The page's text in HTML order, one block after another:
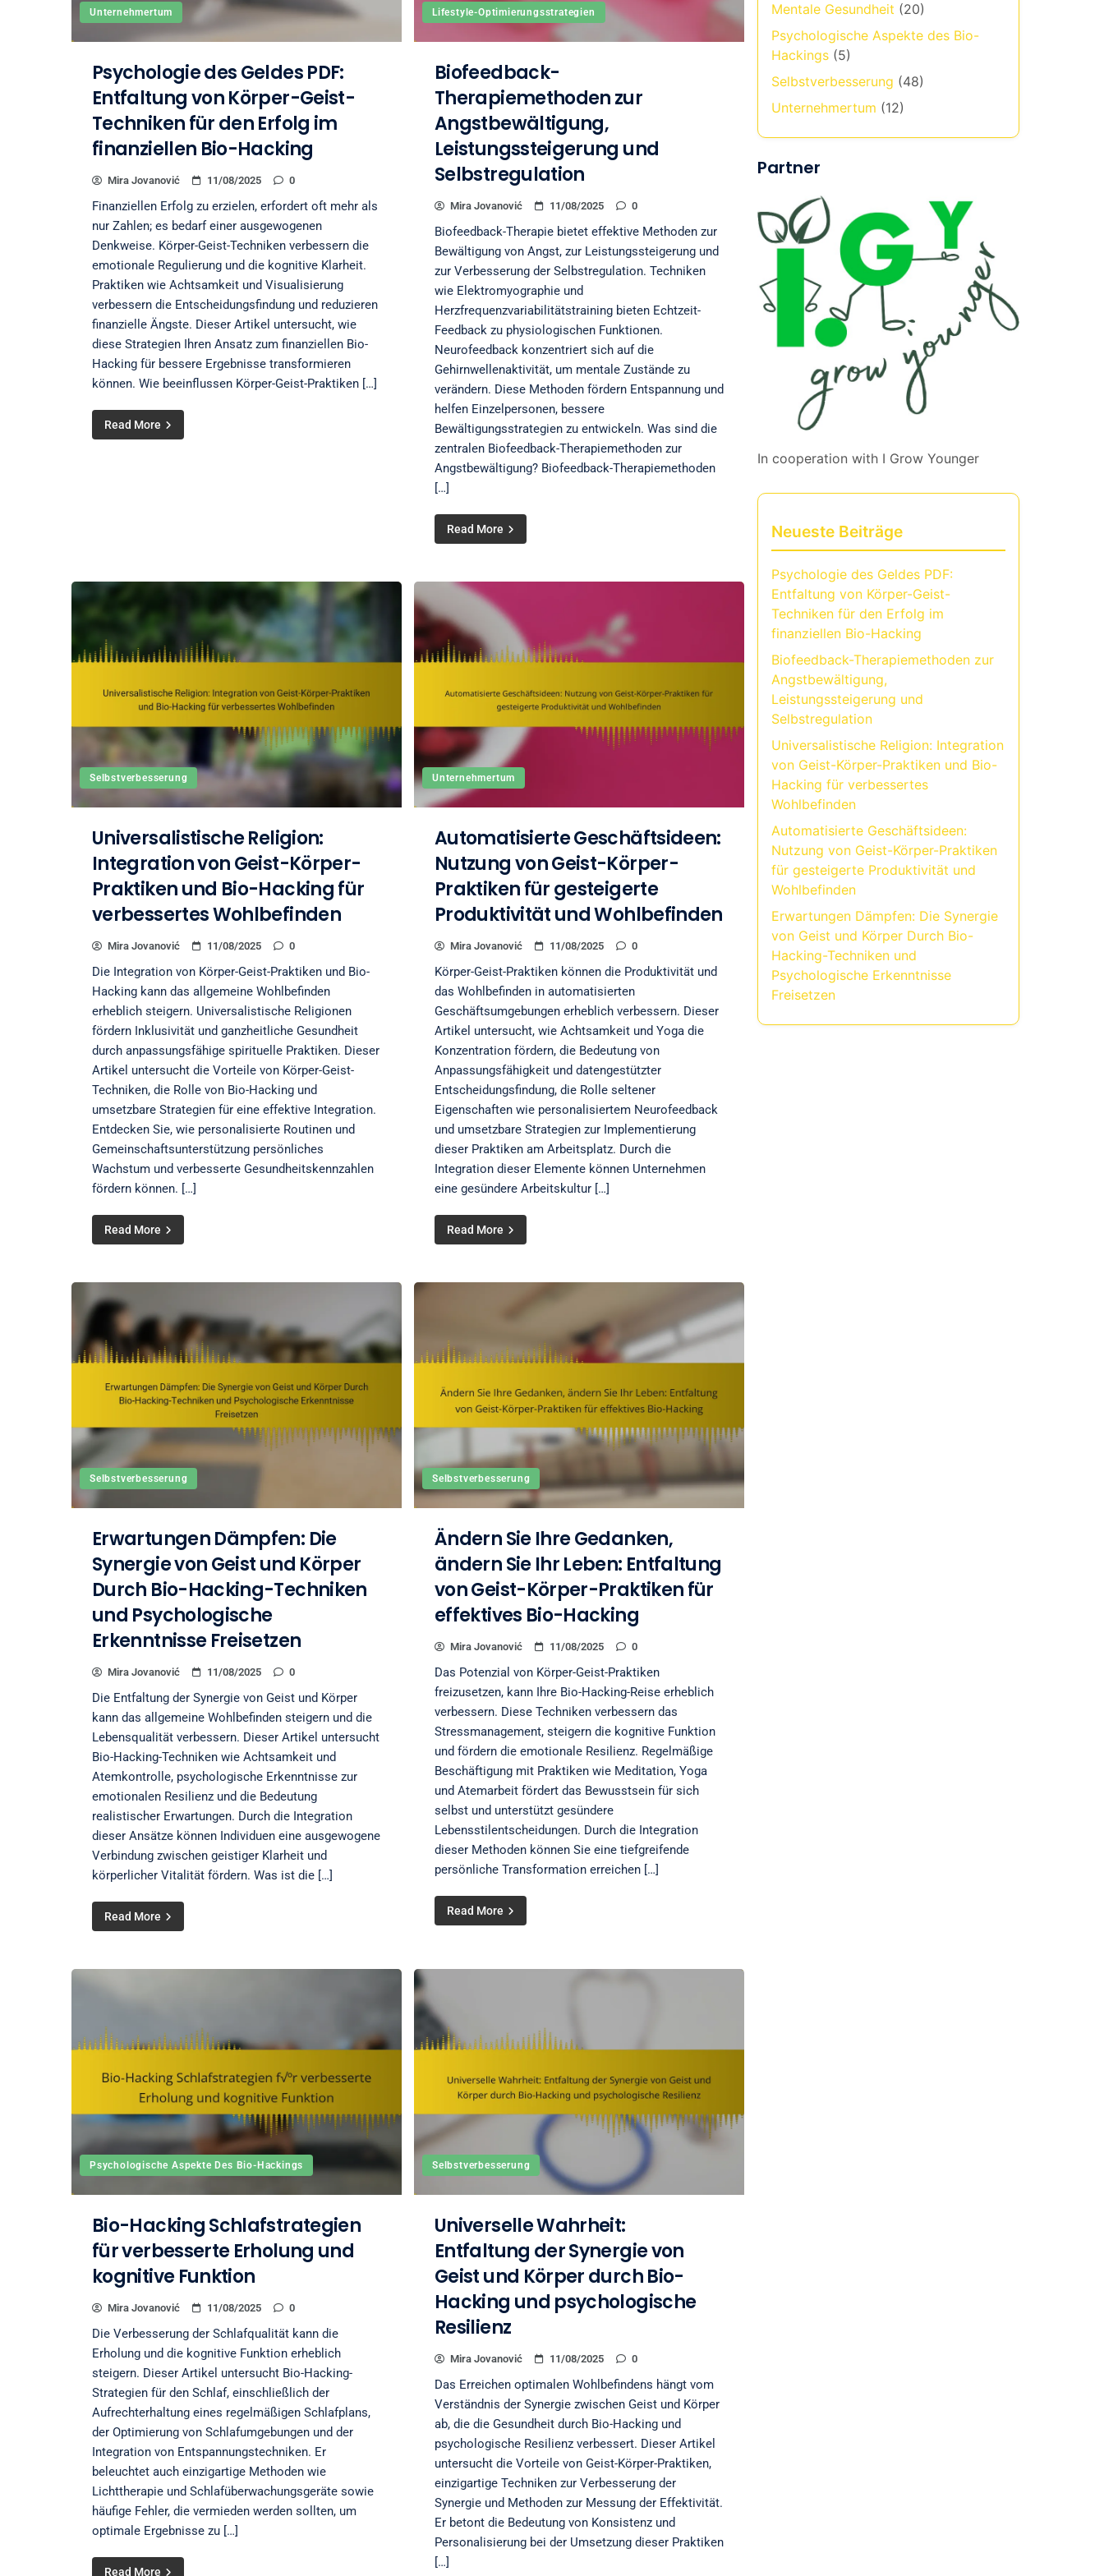
Unternehmertum
Psychologie des Geldes PDF:
Entfaltung von Körper-Geist-
Techniken für den Erfolg im
finanziellen Bio-Hacking
Mira Jovanović 11/08/2025 0
Finanziellen Erfolg zu erzielen, erfordert oft mehr als
nur Zahlen; es bedarf einer ausgewogenen
Denkweise. Körper-Geist-Techniken verbessern die
emotionale Regulierung und die kognitive Klarheit.
Praktiken wie Achtsamkeit und Visualisierung
verbessern die Entscheidungsfindung und reduzieren
finanzielle Ängste. Dieser Artikel untersucht, wie
diese Strategien Ihren Ansatz zum finanziellen Bio-
Hacking für bessere Ergebnisse transformieren
können. Wie beeinflussen Körper-Geist-Praktiken […]
Read More
Lifestyle-Optimierungsstrategien
Biofeedback-
Therapiemethoden zur
Angstbewältigung,
Leistungssteigerung und
Selbstregulation
Mira Jovanović 11/08/2025 0
Biofeedback-Therapie bietet effektive Methoden zur
Bewältigung von Angst, zur Leistungssteigerung und
zur Verbesserung der Selbstregulation. Techniken
wie Elektromyographie und
Herzfrequenzvariabilitätstraining bieten Echtzeit-
Feedback zu physiologischen Funktionen.
Neurofeedback konzentriert sich auf die
Gehirnwellenaktivität, um mentale Zustände zu
verändern. Diese Methoden fördern Entspannung und
helfen Einzelpersonen, bessere
Bewältigungsstrategien zu entwickeln. Was sind die
zentralen Biofeedback-Therapiemethoden zur
Angstbewältigung? Biofeedback-Therapiemethoden
[…]
Read More
Selbstverbesserung
Universalistische Religion:
Integration von Geist-Körper-
Praktiken und Bio-Hacking für
verbessertes Wohlbefinden
Mira Jovanović 11/08/2025 0
Die Integration von Körper-Geist-Praktiken und Bio-
Hacking kann das allgemeine Wohlbefinden
erheblich steigern. Universalistische Religionen
fördern Inklusivität und ganzheitliche Gesundheit
durch anpassungsfähige spirituelle Praktiken. Dieser
Artikel untersucht die Vorteile von Körper-Geist-
Techniken, die Rolle von Bio-Hacking und
umsetzbare Strategien für eine effektive Integration.
Entdecken Sie, wie personalisierte Routinen und
Gemeinschaftsunterstützung persönliches
Wachstum und verbesserte Gesundheitskennzahlen
fördern können. […]
Read More
Unternehmertum
Automatisierte Geschäftsideen:
Nutzung von Geist-Körper-
Praktiken für gesteigerte
Produktivität und Wohlbefinden
Mira Jovanović 11/08/2025 0
Körper-Geist-Praktiken können die Produktivität und
das Wohlbefinden in automatisierten
Geschäftsumgebungen erheblich verbessern. Dieser
Artikel untersucht, wie Achtsamkeit und Yoga die
Konzentration fördern, die Bedeutung von
Anpassungsfähigkeit und datengestützter
Entscheidungsfindung, die Rolle seltener
Eigenschaften wie personalisiertem Neurofeedback
und umsetzbare Strategien zur Implementierung
dieser Praktiken am Arbeitsplatz. Durch die
Integration dieser Elemente können Unternehmen
eine gesündere Arbeitskultur […]
Read More
Selbstverbesserung
Erwartungen Dämpfen: Die
Synergie von Geist und Körper
Durch Bio-Hacking-Techniken
und Psychologische
Erkenntnisse Freisetzen
Mira Jovanović 11/08/2025 0
Die Entfaltung der Synergie von Geist und Körper
kann das allgemeine Wohlbefinden steigern und die
Lebensqualität verbessern. Dieser Artikel untersucht
Bio-Hacking-Techniken wie Achtsamkeit und
Atemkontrolle, psychologische Erkenntnisse zur
emotionalen Resilienz und die Bedeutung
realistischer Erwartungen. Durch die Integration
dieser Ansätze können Individuen eine ausgewogene
Verbindung zwischen geistiger Klarheit und
körperlicher Vitalität fördern. Was ist die […]
Read More
Selbstverbesserung
Ändern Sie Ihre Gedanken,
ändern Sie Ihr Leben: Entfaltung
von Geist-Körper-Praktiken für
effektives Bio-Hacking
Mira Jovanović 11/08/2025 0
Das Potenzial von Körper-Geist-Praktiken
freizusetzen, kann Ihre Bio-Hacking-Reise erheblich
verbessern. Diese Techniken verbessern das
Stressmanagement, steigern die kognitive Funktion
und fördern die emotionale Resilienz. Regelmäßige
Beschäftigung mit Praktiken wie Meditation, Yoga
und Atemarbeit fördert das Bewusstsein für sich
selbst und unterstützt gesündere
Lebensstilentscheidungen. Durch die Integration
dieser Methoden können Sie eine tiefgreifende
persönliche Transformation erreichen […]
Read More
Psychologische Aspekte Des Bio-Hackings
Bio-Hacking Schlafstrategien
für verbesserte Erholung und
kognitive Funktion
Mira Jovanović 11/08/2025 0
Die Verbesserung der Schlafqualität kann die
Erholung und die kognitive Funktion erheblich
steigern. Dieser Artikel untersucht Bio-Hacking-
Strategien für den Schlaf, einschließlich der
Aufrechterhaltung eines regelmäßigen Schlafplans,
der Optimierung von Schlafumgebungen und der
Integration von Entspannungstechniken. Er
beleuchtet auch einzigartige Methoden wie
Lichttherapie und Schlafüberwachungsgeräte sowie
häufige Fehler, die vermieden werden sollten, um
optimale Ergebnisse zu […]
Read More
Selbstverbesserung
Universelle Wahrheit:
Entfaltung der Synergie von
Geist und Körper durch Bio-
Hacking und psychologische
Resilienz
Mira Jovanović 11/08/2025 0
Das Erreichen optimalen Wohlbefindens hängt vom
Verständnis der Synergie zwischen Geist und Körper
ab, die die Gesundheit durch Bio-Hacking und
psychologische Resilienz verbessert. Dieser Artikel
untersucht die Vorteile von Geist-Körper-Praktiken,
einzigartige Techniken zur Verbesserung der
Synergie und Methoden zur Messung der Effektivität.
Er betont die Bedeutung von Konsistenz und
Personalisierung bei der Umsetzung dieser Praktiken
[…]
Mentale Gesundheit (20)
Psychologische Aspekte des Bio-
Hackings (5)
Selbstverbesserung (48)
Unternehmertum (12)
Partner
In cooperation with I Grow Younger
Neueste Beiträge
Psychologie des Geldes PDF:
Entfaltung von Körper-Geist-
Techniken für den Erfolg im
finanziellen Bio-Hacking
Biofeedback-Therapiemethoden zur
Angstbewältigung,
Leistungssteigerung und
Selbstregulation
Universalistische Religion: Integration
von Geist-Körper-Praktiken und Bio-
Hacking für verbessertes
Wohlbefinden
Automatisierte Geschäftsideen:
Nutzung von Geist-Körper-Praktiken
für gesteigerte Produktivität und
Wohlbefinden
Erwartungen Dämpfen: Die Synergie
von Geist und Körper Durch Bio-
Hacking-Techniken und
Psychologische Erkenntnisse
Freisetzen